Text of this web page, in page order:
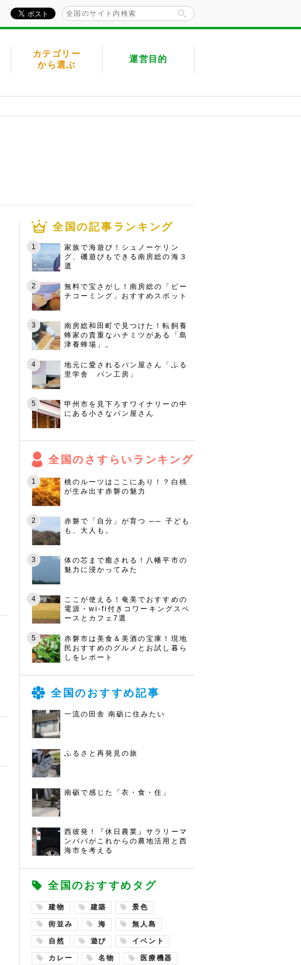
カテゴリー
から選ぶ
運営目的
全国の記事ランキング
家族で海遊び！シュノーケリン
グ、磯遊びもできる南房総の海３
選
無料で宝さがし！南房総の「ビー
チコーミング」おすすめスポット
南房総和田町で見つけた！転飼養
蜂家の貴重なハチミツがある「島
津養蜂場」。
地元に愛されるパン屋さん「ふる
里学舎 パン工房」
甲州市を見下ろすワイナリーの中
にある小さなパン屋さん
全国のさすらいランキング
桃のルーツはここにあり！？白桃
が生み出す赤磐の魅力
赤磐で「自分」が育つ ── 子ども
も、大人も。
体の芯まで癒される！八幡平市の
魅力に浸かってみた
ここが使える！奄美でおすすめの
電源・wi-fi付きコワーキングスペ
ースとカフェ7選
赤磐市は美食＆美酒の宝庫！現地
民おすすめのグルメとお試し暮ら
しをレポート
全国のおすすめ記事
一流の田舎 南砺に住みたい
ふるさと再発見の旅
南砺で感じた「衣・食・住」
西彼発！『休日農業』サラリーマ
ンパパがこれからの農地活用と西
海市を考える
全国のおすすめタグ
建物 建築 景色
街並み 海 無人島
自然 遊び イベント
カレー 名物 医療機器